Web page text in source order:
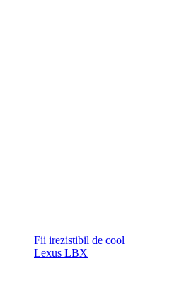
Fii irezistibil de cool
Lexus LBX